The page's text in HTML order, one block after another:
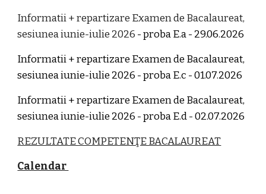
Informatii + repartizare Examen de Bacalaureat,
sesiunea iunie-iulie 2026 - proba E.a - 29.06.2026
Informatii + repartizare Examen de Bacalaureat,
sesiunea iunie-iulie 2026 - proba E.c - 01.07.2026
Informatii + repartizare Examen de Bacalaureat,
sesiunea iunie-iulie 2026 - proba E.d - 02.07.2026
REZULTATE COMPETENŢE BACALAUREAT
Calendar